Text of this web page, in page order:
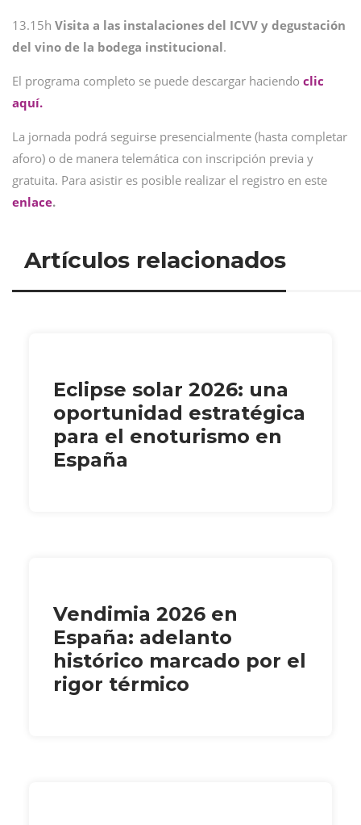
13.15h Visita a las instalaciones del ICVV y degustación
del vino de la bodega institucional.
El programa completo se puede descargar haciendo clic
aquí.
La jornada podrá seguirse presencialmente (hasta completar
aforo) o de manera telemática con inscripción previa y
gratuita. Para asistir es posible realizar el registro en este
enlace.
Artículos relacionados
Eclipse solar 2026: una
oportunidad estratégica
para el enoturismo en
España
Vendimia 2026 en
España: adelanto
histórico marcado por el
rigor térmico